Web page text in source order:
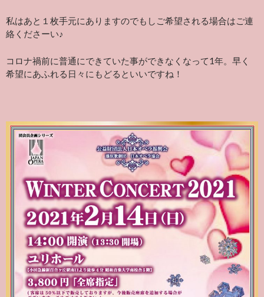
私はあと１枚手元にありますのでもしご希望される場合はご連
絡くださーい♪
コロナ禍前に普通にできていた事ができなくなって1年。早く
希望にあふれる日々にもどるといいですね！